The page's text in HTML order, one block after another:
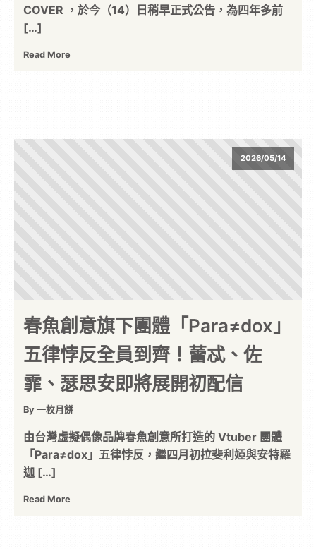
COVER ，於今（14）日稍早正式公告，為四年多前
[…]
Read More
2026/05/14
春魚創意旗下團體「Para≠dox」
五律悖反全員到齊！蕾忒、佐
霏、瑟思安即將展開初配信
By 一枚月餅
由台灣虛擬偶像品牌春魚創意所打造的 Vtuber 團體
「Para≠dox」五律悖反，繼四月初拉斐利婭與安特羅
迦 […]
Read More